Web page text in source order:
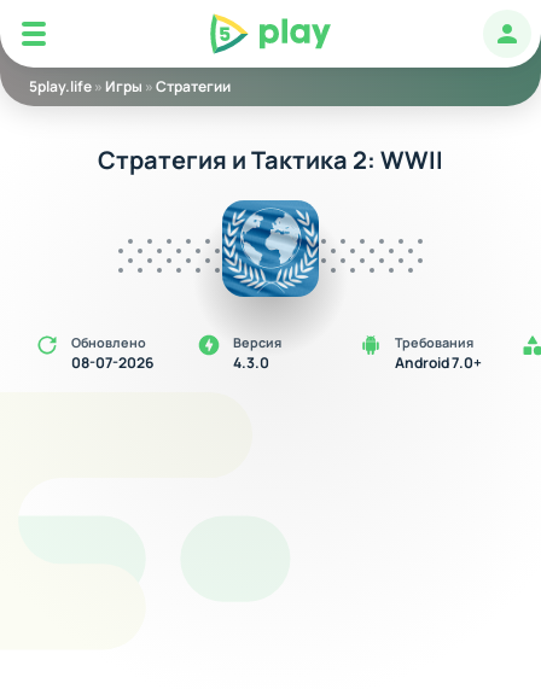
5play
5play.life» Игры »Стратегии
Стратегия и Тактика 2: WWII
Обновлено
08-07-2026
Версия
4.3.0
Требования
Android 7.0+